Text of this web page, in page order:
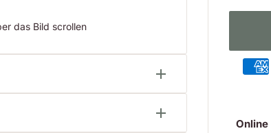
das Bild scrollen
Online
mit einem
zu zerstören.